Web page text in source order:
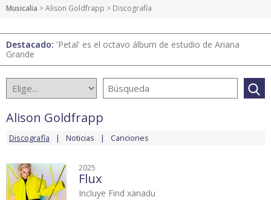
Musicalia >Alison Goldfrapp > Discografía
Destacado: 'Petal' es el octavo álbum de estudio de Ariana
Grande
Alison Goldfrapp
Discografía Noticias Canciones
2025
Flux
Incluye Find xanadu